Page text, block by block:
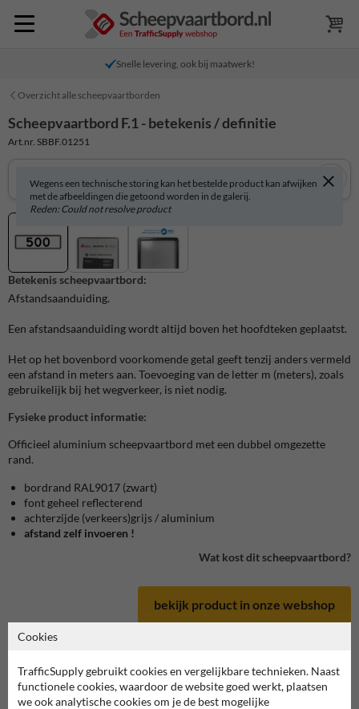
Snelle levering, ook bij maatwerk!
Overzicht alle scheepvaartborden
Scheepvaartbord in serie F
Scheepvaartbord F.1 - betekenis / definitie
Art.nr. SBBF.01251
Wegens een technische storing kan het bestelde product kan afwijken
met de afbeeldingen die getoond worden in de galerij.
Reden: Could not resolve product
Betekenis scheepvaartbord:
Afstandsaanduiding.
Een afstandsaanduiding wordt altijd boven het hoofdteken geplaatst.
Het op het bovenbord voorkomende getal geeft tenzij anders vermeld
een afstand in meters aan. Toevoeging van de letter m (meters), zoals
gebruikelijk bij het wegverkeer, is niet nodig.
Fysieke product informatie:
Officieel aluminium scheepvaartbord met een dubbel omgezette
rand.
bordrand RAL9017 (zwart)
font geheel reflecterend
achterzijde (verkeers)grijs / aluminium
afstand zelf invoeren !
Wat kost dit scheepvaartbord?
bekijk product in onze webshop
Cookies
TrafficSupply gebruikt cookies en vergelijkbare technieken. Naast
functionele cookies, waardoor de website goed werkt, plaatsen
we ook analytische cookies om je de best mogelijke